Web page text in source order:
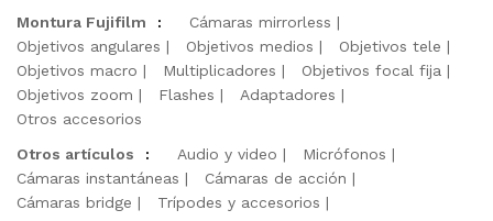
Montura Fujifilm
:
Cámaras mirrorless
Objetivos angulares
Objetivos medios
Objetivos tele
Objetivos macro
Multiplicadores
Objetivos focal fija
Objetivos zoom
Flashes
Adaptadores
Otros accesorios
Otros artículos
: Audio y video
Micrófonos
Cámaras instantáneas
Cámaras de acción
Cámaras bridge
Trípodes y accesorios